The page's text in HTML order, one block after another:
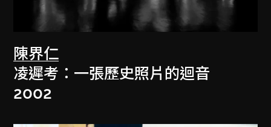
陳界仁
凌遲考：一張歷史照片的迴音
2002